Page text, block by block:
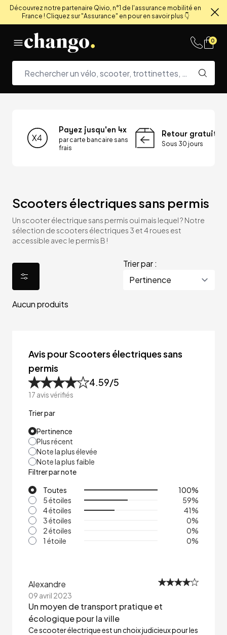
Découvrez notre partenaire Qivio, n°1 de l'assurance mobilité en
France ! Cliquez sur "Assurance" en pour en savoir plus 👇
0
Payez jusqu'en 4x
par carte bancaire sans
frais
Retour gratuit
Sous 30 jours
Scooters électriques sans permis
Un scooter électrique sans permis oui mais lequel ? Notre
sélection de scooters électriques 3 et 4 roues est
accessible avec le permis B !
Trier par :
Aucun produits
Avis pour Scooters électriques sans
permis
4.59/5
17 avis vérifiés
Trier par
Pertinence
Plus récent
Note la plus élevée
Note la plus faible
Filtrer par note
Toutes
100%
5 étoiles
59%
4 étoiles
41%
3 étoiles
0%
2 étoiles
0%
1 étoile
0%
Alexandre
09 avril 2023
Un moyen de transport pratique et
écologique pour la ville
Ce scooter électrique est un choix judicieux pour les